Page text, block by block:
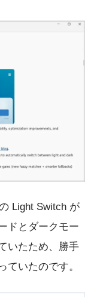
Light Switch が
ドとダークモー
いたため、勝手
ていたのです。